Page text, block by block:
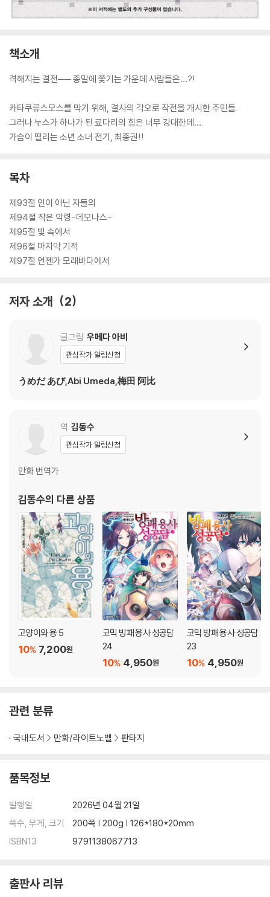
책소개
격해지는 결전── 종말에 쫓기는 가운데 사람들은…?!
카타쿠류스모스를 막기 위해, 결사의 각오로 작전을 개시한 주민들.
그러나 누스가 하나가 된 료다리의 힘은 너무 강대한데….
가슴이 떨리는 소년 소녀 전기, 최종권!!
목차
제93절 인이 아닌 자들의
제94절 작은 악령-데모나스-
제95절 빛 속에서
제96절 마지막 기적
제97절 언젠가 모래바다에서
저자 소개 2
글그림 우메다 아비
관심작가 알림신청
うめだ あび,Abi Umeda,梅田 阿比
역 김동수
관심작가 알림신청
만화 번역가
김동수의 다른 상품
고양이와 용 5
7,200원
10%
코믹 방패 용사 성공담
24
4,950원
10%
코믹 방패 용사 성공담
23
4,950원
10%
관련 분류
국내도서 만화/라이트노벨 판타지
품목정보
발행일
2026년 04월 21일
쪽수, 무게, 크기
200쪽 | 200g | 126*180*20mm
ISBN13
9791138067713
출판사 리뷰